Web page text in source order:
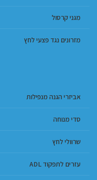
מגני קרסול
מזרונים נגד פצעי לחץ
אביזרי הגנה מנפילות
סדי מנוחה
שרוולי לחץ
עזרים לתפקוד ADL